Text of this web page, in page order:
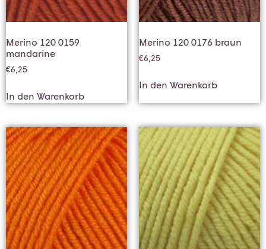
Merino 120 0159
mandarine
€6,25
In den Warenkorb
Merino 120 0176 braun
€6,25
In den Warenkorb